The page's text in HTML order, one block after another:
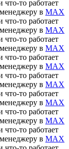
то работает
в MAX
то работает
в MAX
то работает
в MAX
то работает
в MAX
то работает
в MAX
то работает
в MAX
то работает
в MAX
то работает
в MAX